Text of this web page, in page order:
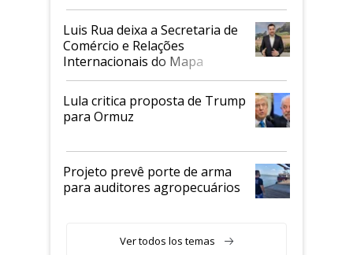
Luis Rua deixa a Secretaria de
Comércio e Relações
Internacionais do Mapa
Lula critica proposta de Trump
para Ormuz
Projeto prevê porte de arma
para auditores agropecuários
Ver todos los temas